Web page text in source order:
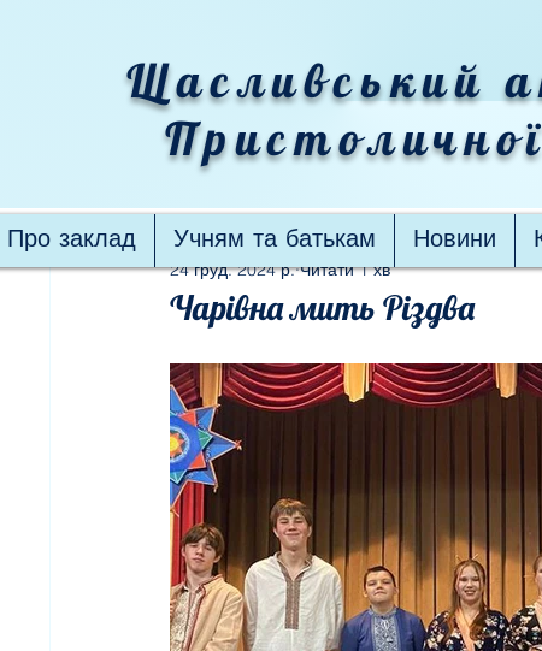
Щасливський
Про заклад Учням та батькам Новини
Чарівна мить Різдва
24 груд. 2024 р. Читати 1 хв